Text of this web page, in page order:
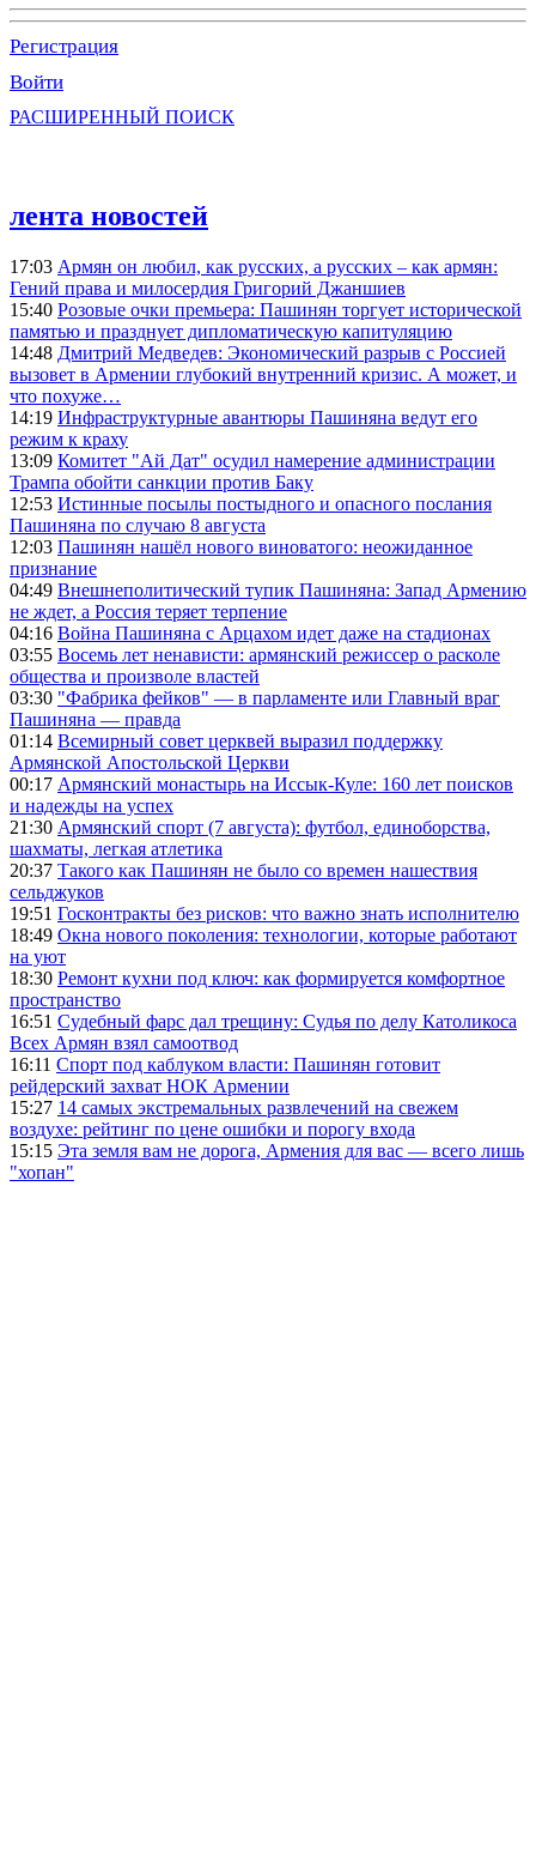
Регистрация
Войти
РАСШИРЕННЫЙ ПОИСК
лента новостей
17:03 Армян он любил, как русских, а русских – как армян:
Гений права и милосердия Григорий Джаншиев
15:40 Розовые очки премьера: Пашинян торгует исторической
памятью и празднует дипломатическую капитуляцию
14:48 Дмитрий Медведев: Экономический разрыв с Россией
вызовет в Армении глубокий внутренний кризис. А может, и
что похуже…
14:19 Инфраструктурные авантюры Пашиняна ведут его
режим к краху
13:09 Комитет "Ай Дат" осудил намерение администрации
Трампа обойти санкции против Баку
12:53 Истинные посылы постыдного и опасного послания
Пашиняна по случаю 8 августа
12:03 Пашинян нашёл нового виноватого: неожиданное
признание
04:49 Внешнеполитический тупик Пашиняна: Запад Армению
не ждет, а Россия теряет терпение
04:16 Война Пашиняна с Арцахом идет даже на стадионах
03:55 Восемь лет ненависти: армянский режиссер о расколе
общества и произволе властей
03:30 "Фабрика фейков" — в парламенте или Главный враг
Пашиняна — правда
01:14 Всемирный совет церквей выразил поддержку
Армянской Апостольской Церкви
00:17 Армянский монастырь на Иссык-Куле: 160 лет поисков
и надежды на успех
21:30 Армянский спорт (7 августа): футбол, единоборства,
шахматы, легкая атлетика
20:37 Такого как Пашинян не было со времен нашествия
сельджуков
19:51 Госконтракты без рисков: что важно знать исполнителю
18:49 Окна нового поколения: технологии, которые работают
на уют
18:30 Ремонт кухни под ключ: как формируется комфортное
пространство
16:51 Судебный фарс дал трещину: Судья по делу Католикоса
Всех Армян взял самоотвод
16:11 Спорт под каблуком власти: Пашинян готовит
рейдерский захват НОК Армении
15:27 14 самых экстремальных развлечений на свежем
воздухе: рейтинг по цене ошибки и порогу входа
15:15 Эта земля вам не дорога, Армения для вас — всего лишь
"хопан"